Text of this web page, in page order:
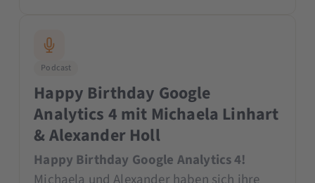
Podcast
Happy Birthday Google
Analytics 4 mit Michaela Linhart
& Alexander Holl
Happy Birthday Google Analytics 4!